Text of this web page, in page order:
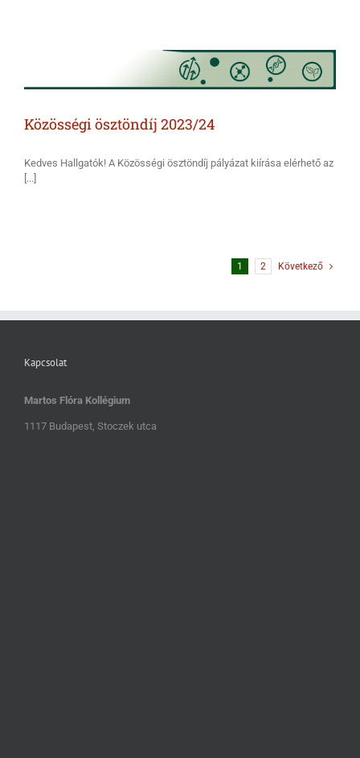
Közösségi ösztöndíj 2023/24
Kedves Hallgatók! A Közösségi ösztöndíj pályázat kiírása elérhető az
[...]
1 2 Következő
Kapcsolat
Martos Flóra Kollégium
1117 Budapest, Stoczek utca